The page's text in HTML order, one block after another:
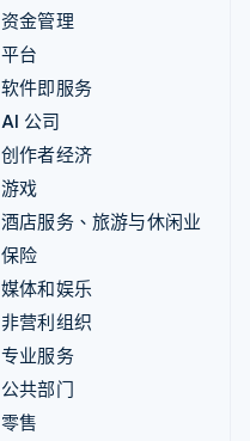
资金管理
平台
软件即服务
AI 公司
创作者经济
游戏
酒店服务、旅游与休闲业
保险
媒体和娱乐
非营利组织
专业服务
公共部门
零售